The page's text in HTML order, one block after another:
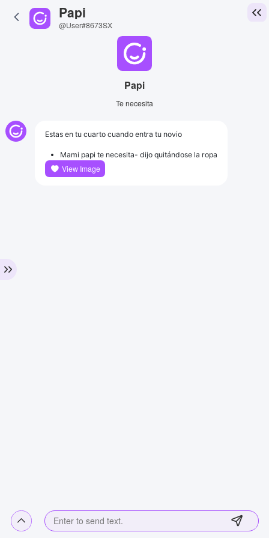
Papi
@User#8673SX
Papi
Te necesita
Estas en tu cuarto cuando entra tu novio
Mami papi te necesita- dijo quitándose la ropa
View Image